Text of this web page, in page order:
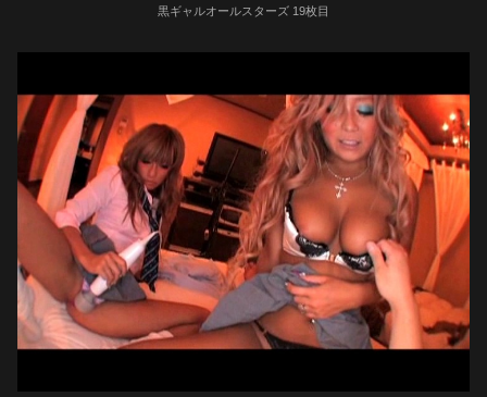
黒ギャルオールスターズ 19枚目